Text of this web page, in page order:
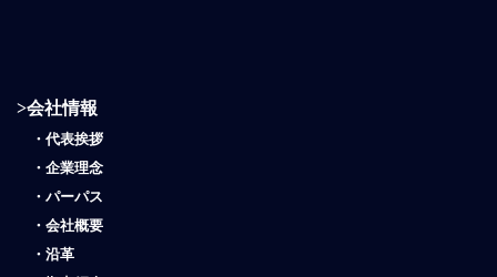
>会社情報
・ 代表挨拶
・ 企業理念
・ パーパス
・ 会社概要
・ 沿革